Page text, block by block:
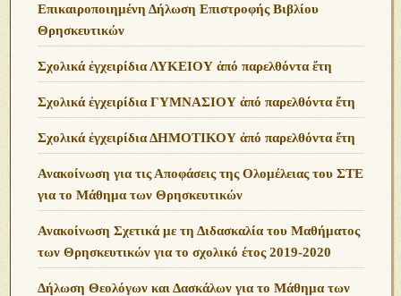
Επικαιροποιημένη Δήλωση Επιστροφής Βιβλίου
Θρησκευτικών
Σχολικά ἐγχειρίδια ΛΥΚΕΙΟΥ ἀπό παρελθόντα ἔτη
Σχολικά ἐγχειρίδια ΓΥΜΝΑΣΙΟΥ ἀπό παρελθόντα ἔτη
Σχολικά ἐγχειρίδια ΔΗΜΟΤΙΚΟΥ ἀπό παρελθόντα ἔτη
Ανακοίνωση για τις Αποφάσεις της Ολομέλειας του ΣΤΕ
για το Μάθημα των Θρησκευτικών
Ανακοίνωση Σχετικά με τη Διδασκαλία του Μαθήματος
των Θρησκευτικών για το σχολικό έτος 2019-2020
Δήλωση Θεολόγων και Δασκάλων για το Μάθημα των